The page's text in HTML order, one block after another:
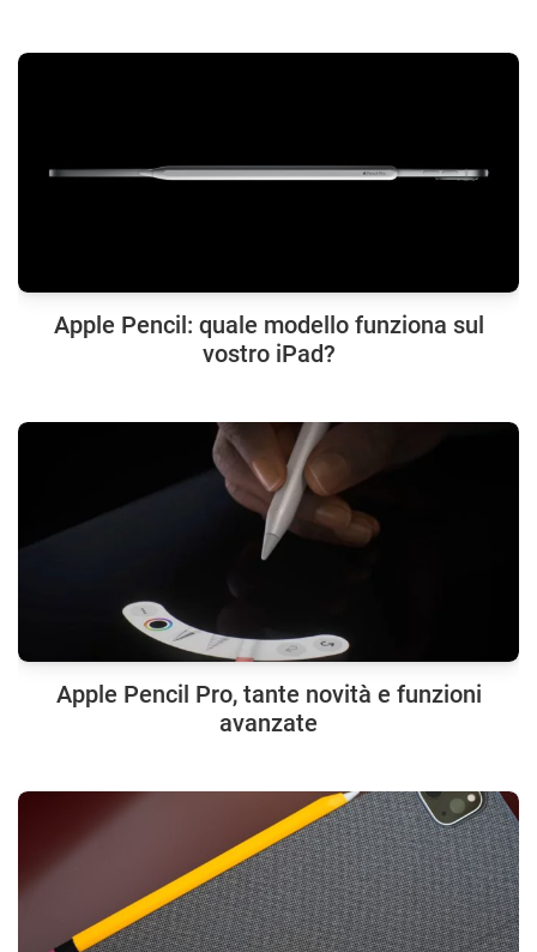
Apple Pencil: quale modello funziona sul
vostro iPad?
Apple Pencil Pro, tante novità e funzioni
avanzate